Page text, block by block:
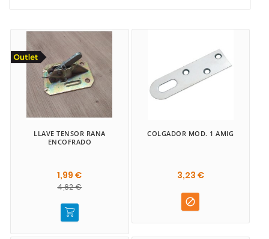
Electricidad | Iluminación
Electrodomésticos
Fontanería | Gas
Ferretería
Jardinería
Madera
LLAVE TENSOR RANA
ENCOFRADO
1,99 €
4,62 €
COLGADOR MOD. 1 AMIG
3,23 €
